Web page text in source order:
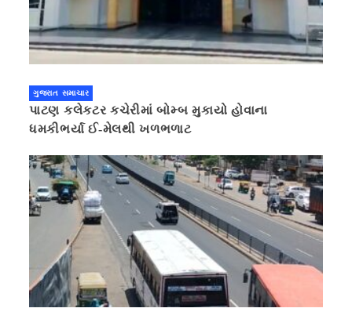
ગુજરાત સમાચાર
પાટણ કલેકટર કચેરીમાં બોમ્બ મુકાયો હોવાના
ધમકીભર્યા ઈ-મેલથી ખળભળાટ